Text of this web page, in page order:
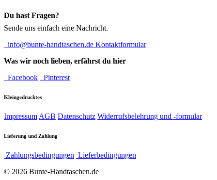
Du hast Fragen?
Sende uns einfach eine Nachricht.
info@bunte-handtaschen.de Kontaktformular
Was wir noch lieben, erfährst du hier
Facebook
Pinterest
Kleingedrucktes
Impressum AGB Datenschutz Widerrufsbelehrung und -formular
Lieferung und Zahlung
Zahlungsbedingungen Lieferbedingungen
© 2026 Bunte-Handtaschen.de